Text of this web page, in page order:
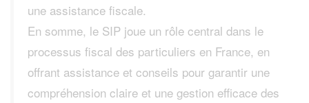
une assistance fiscale.
En somme, le SIP joue un rôle central dans le
processus fiscal des particuliers en France, en
offrant assistance et conseils pour garantir une
compréhension claire et une gestion efficace des